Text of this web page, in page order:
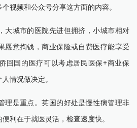
视频和公众号分享这方面的内容。
大城市的医院先进但拥挤，小城市相对
愿意掏钱，商业保险或自费医疗能享受
回国的医疗可以考虑居民医保+商业保
情况做决定。
理是重点。英国的好处是慢性病管理非
利在于就医灵活，检查速度快。